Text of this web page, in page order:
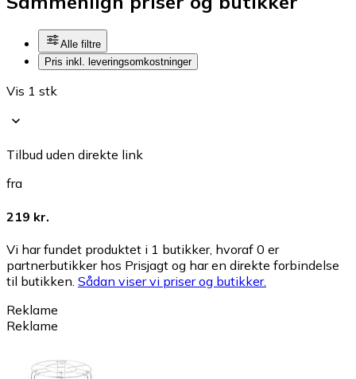
Alle filtre
Pris inkl. leveringsomkostninger
Vis 1 stk
Tilbud uden direkte link
fra
219 kr.
Vi har fundet produktet i 1 butikker, hvoraf 0 er
partnerbutikker hos Prisjagt og har en direkte forbindelse
til butikken. Sådan viser vi priser og butikker.
Reklame
Reklame